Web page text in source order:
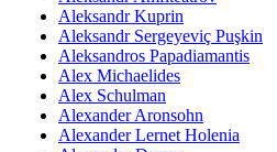
Aleksandr Kuprin
Aleksandr Sergeyeviç Puşkin
Aleksandros Papadiamantis
Alex Michaelides
Alex Schulman
Alexander Aronsohn
Alexander Lernet Holenia